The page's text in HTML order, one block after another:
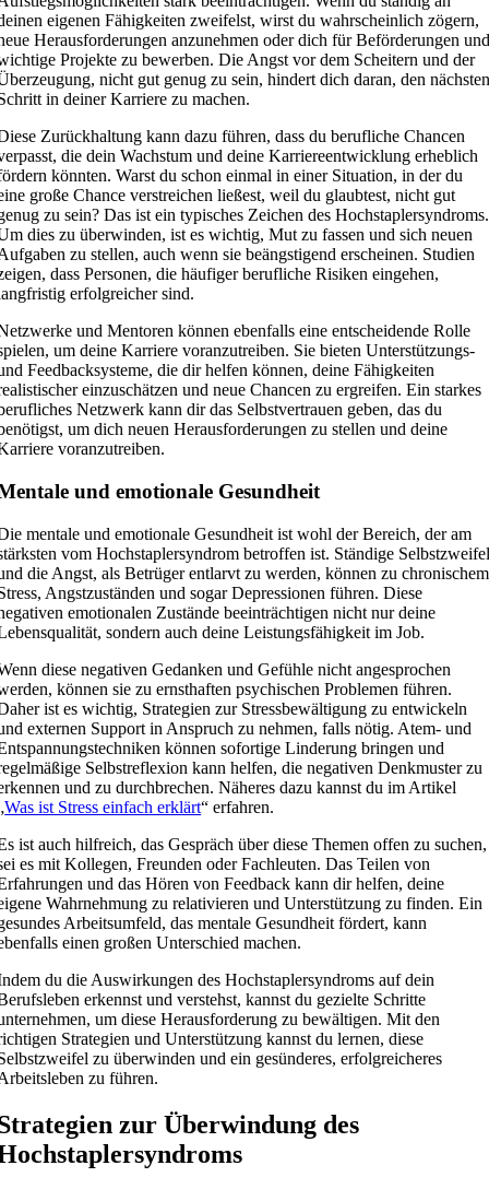
eigenen Fähigkeiten zweifelst, wirst du wahrscheinlich zögern,
Herausforderungen anzunehmen oder dich für Beförderungen
Projekte zu bewerben. Die Angst vor dem Scheitern und der
nicht gut genug zu sein, hindert dich daran, den
in deiner Karriere zu machen.
Zurückhaltung kann dazu führen, dass du berufliche Chancen
die dein Wachstum und deine Karriereentwicklung erheblich
könnten. Warst du schon einmal in einer Situation, in der du
große Chance verstreichen ließest, weil du glaubtest, nicht gut
zu sein? Das ist ein typisches Zeichen des Hochstaplersyndroms.
dies zu überwinden, ist es wichtig, Mut zu fassen und sich neuen
zu stellen, auch wenn sie beängstigend erscheinen. Studien
dass Personen, die häufiger berufliche Risiken eingehen,
erfolgreicher sind.
und Mentoren können ebenfalls eine entscheidende Rolle
um deine Karriere voranzutreiben. Sie bieten Unterstützungs-
Feedbacksysteme, die dir helfen können, deine Fähigkeiten
einzuschätzen und neue Chancen zu ergreifen. Ein starkes
Netzwerk kann dir das Selbstvertrauen geben, das du
um dich neuen Herausforderungen zu stellen und deine
voranzutreiben.
und emotionale Gesundheit
mentale und emotionale Gesundheit ist wohl der Bereich, der am
vom Hochstaplersyndrom betroffen ist. Ständige
die Angst, als Betrüger entlarvt zu werden, können zu chronischem
Angstzuständen und sogar Depressionen führen. Diese
emotionalen Zustände beeinträchtigen nicht nur deine
sondern auch deine Leistungsfähigkeit im Job.
diese negativen Gedanken und Gefühle nicht angesprochen
können sie zu ernsthaften psychischen Problemen führen.
ist es wichtig, Strategien zur Stressbewältigung zu entwickeln
externen Support in Anspruch zu nehmen, falls nötig. Atem- und
können sofortige Linderung bringen und
Selbstreflexion kann helfen, die negativen Denkmuster zu
und zu durchbrechen. Näheres dazu kannst du im Artikel
Was ist Stress einfach erklärt“ erfahren.
ist auch hilfreich, das Gespräch über diese Themen offen zu suchen,
es mit Kollegen, Freunden oder Fachleuten. Das Teilen von
und das Hören von Feedback kann dir helfen, deine
Wahrnehmung zu relativieren und Unterstützung zu finden. Ein
Arbeitsumfeld, das mentale Gesundheit fördert, kann
einen großen Unterschied machen.
du die Auswirkungen des Hochstaplersyndroms auf dein
erkennst und verstehst, kannst du gezielte Schritte
um diese Herausforderung zu bewältigen. Mit den
Strategien und Unterstützung kannst du lernen, diese
zu überwinden und ein gesünderes, erfolgreicheres
zu führen.
zur Überwindung des